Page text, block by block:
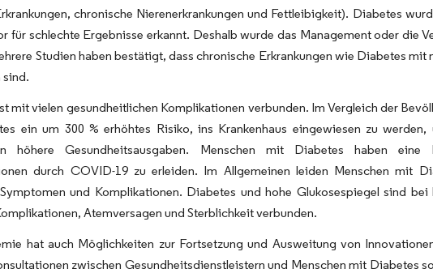
chronische Nierenerkrankungen und Fettleibigkeit). Diabetes
für schlechte Ergebnisse erkannt. Deshalb wurde das Management oder die
Studien haben bestätigt, dass chronische Erkrankungen wie Diabetes
sind.
mit vielen gesundheitlichen Komplikationen verbunden. Im Vergleich der
ein um 300 % erhöhtes Risiko, ins Krankenhaus eingewiesen zu
höhere Gesundheitsausgaben. Menschen mit Diabetes haben eine
durch COVID-19 zu erleiden. Im Allgemeinen leiden Menschen mit
und Komplikationen. Diabetes und hohe Glukosespiegel sind
Atemversagen und Sterblichkeit verbunden.
hat auch Möglichkeiten zur Fortsetzung und Ausweitung von
zwischen Gesundheitsdienstleistern und Menschen mit Diabetes